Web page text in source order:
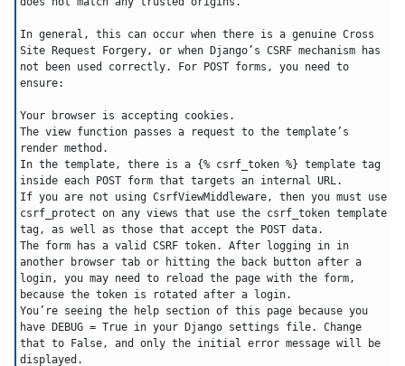
In general, this can occur when there is a genuine Cross
Site Request Forgery, or when Django’s CSRF mechanism has
not been used correctly. For POST forms, you need to
ensure:
Your browser is accepting cookies.
The view function passes a request to the template’s
render method.
In the template, there is a {% csrf_token %} template tag
inside each POST form that targets an internal URL.
If you are not using CsrfViewMiddleware, then you must use
csrf_protect on any views that use the csrf_token template
tag, as well as those that accept the POST data.
The form has a valid CSRF token. After logging in in
another browser tab or hitting the back button after a
login, you may need to reload the page with the form,
because the token is rotated after a login.
You’re seeing the help section of this page because you
have DEBUG = True in your Django settings file. Change
that to False, and only the initial error message will be
displayed.